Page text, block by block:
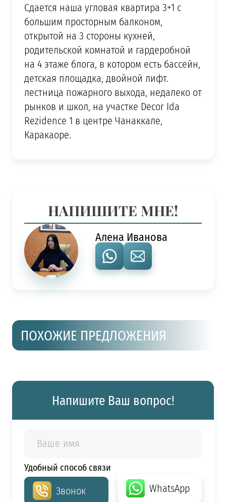
Сдается наша угловая квартира 3+1 с
большим просторным балконом,
открытой на 3 стороны кухней,
родительской комнатой и гардеробной
на 4 этаже блога, в котором есть бассейн,
детская площадка, двойной лифт.
лестница пожарного выхода, недалеко от
рынков и школ, на участке Decor Ida
Rezidence 1 в центре Чанаккале,
Каракаоре.
НАПИШИТЕ МНЕ!
Алена Иванова
ПОХОЖИЕ ПРЕДЛОЖЕНИЯ
Напишите Ваш вопрос!
Удобный способ связи
Звонок WhatsApp